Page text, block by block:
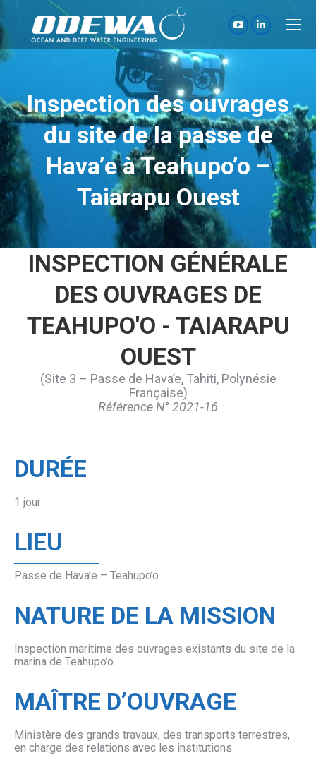
page
dans
une
nouvelle
fenêtre
page
dans
une
nouvelle
fenêtre
Inspection des ouvrages
du site de la passe de
Hava’e à Teahupo’o –
Taiarapu Ouest
INSPECTION GÉNÉRALE
DES OUVRAGES DE
TEAHUPO'O - TAIARAPU
OUEST
(Site 3 – Passe de Hava’e, Tahiti, Polynésie
Française)
Référence N° 2021-16
DURÉE
1 jour
LIEU
Passe de Hava’e – Teahupo’o
NATURE DE LA MISSION
Inspection maritime des ouvrages existants du site de la
marina de Teahupo’o.
MAÎTRE D’OUVRAGE
Ministère des grands travaux, des transports terrestres,
en charge des relations avec les institutions